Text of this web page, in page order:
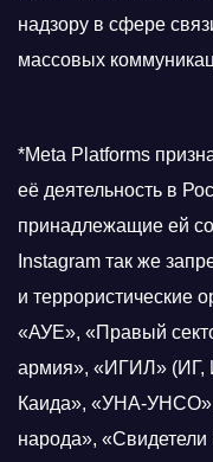
надзору в сфере
массовых
*Meta Platforms
её деятельность в
принадлежащие ей
Instagram так же
и террористические
«АУЕ», «Правый
армия», «ИГИЛ» (ИГ,
Каида», «УНА-УНСО»,
народа»,